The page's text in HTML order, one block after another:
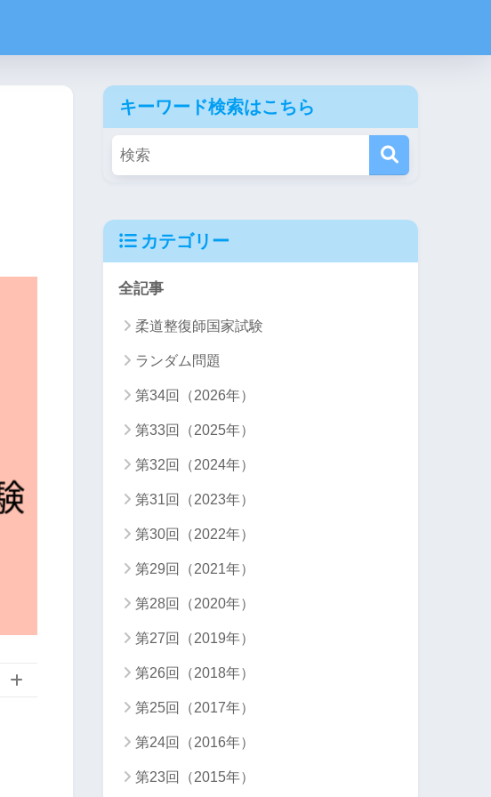
キーワード検索はこちら
カテゴリー
全記事
柔道整復師国家試験
ランダム問題
第34回（2026年）
第33回（2025年）
第32回（2024年）
第31回（2023年）
第30回（2022年）
第29回（2021年）
第28回（2020年）
第27回（2019年）
第26回（2018年）
第25回（2017年）
第24回（2016年）
第23回（2015年）